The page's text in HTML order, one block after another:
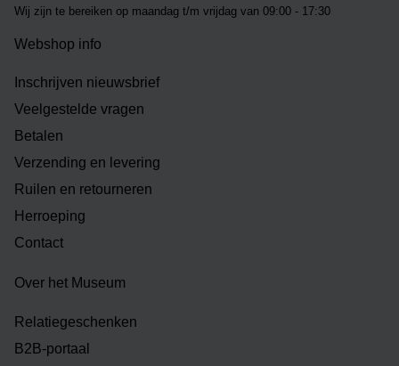
Wij zijn te bereiken op maandag t/m vrijdag van 09:00 - 17:30
Webshop info
Inschrijven nieuwsbrief
Veelgestelde vragen
Betalen
Verzending en levering
Ruilen en retourneren
Herroeping
Contact
Over het Museum
Relatiegeschenken
B2B-portaal